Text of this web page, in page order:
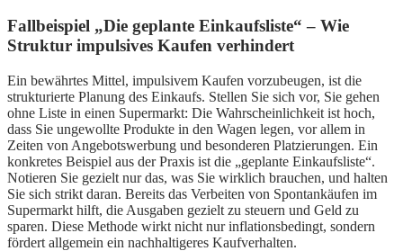
Fallbeispiel „Die geplante Einkaufsliste“ – Wie
Struktur impulsives Kaufen verhindert
Ein bewährtes Mittel, impulsivem Kaufen vorzubeugen, ist die
strukturierte Planung des Einkaufs. Stellen Sie sich vor, Sie gehen
ohne Liste in einen Supermarkt: Die Wahrscheinlichkeit ist hoch,
dass Sie ungewollte Produkte in den Wagen legen, vor allem in
Zeiten von Angebotswerbung und besonderen Platzierungen. Ein
konkretes Beispiel aus der Praxis ist die „geplante Einkaufsliste“.
Notieren Sie gezielt nur das, was Sie wirklich brauchen, und halten
Sie sich strikt daran. Bereits das Verbeiten von Spontankäufen im
Supermarkt hilft, die Ausgaben gezielt zu steuern und Geld zu
sparen. Diese Methode wirkt nicht nur inflationsbedingt, sondern
fördert allgemein ein nachhaltigeres Kaufverhalten.